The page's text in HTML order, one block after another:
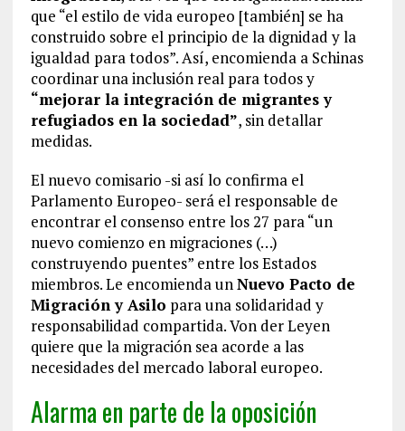
que “el estilo de vida europeo [también] se ha
construido sobre el principio de la dignidad y la
igualdad para todos”. Así, encomienda a Schinas
coordinar una inclusión real para todos y
“mejorar la integración de migrantes y
refugiados en la sociedad”, sin detallar
medidas.
El nuevo comisario -si así lo confirma el
Parlamento Europeo- será el responsable de
encontrar el consenso entre los 27 para “un
nuevo comienzo en migraciones (…)
construyendo puentes” entre los Estados
miembros. Le encomienda unNuevo Pacto de
Migración y Asilo para una solidaridad y
responsabilidad compartida. Von der Leyen
quiere que la migración sea acorde a las
necesidades del mercado laboral europeo.
Alarma en parte de la oposición